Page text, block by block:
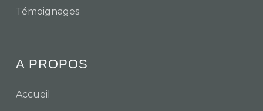
Témoignages
A PROPOS
Accueil